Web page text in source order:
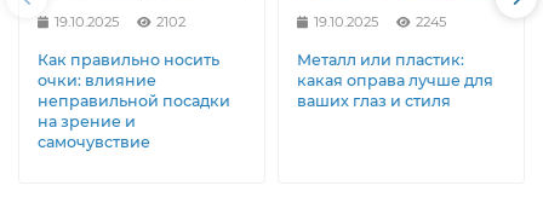
19.10.2025 2102
Как правильно носить
очки: влияние
неправильной посадки
на зрение и
самочувствие
19.10.2025 2245
Металл или пластик:
какая оправа лучше для
ваших глаз и стиля